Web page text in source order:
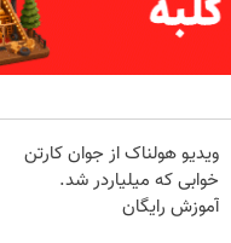
ویدیو هولناک از جوان کارتن
خوابی که میلیاردر شد.
آموزش رایگان